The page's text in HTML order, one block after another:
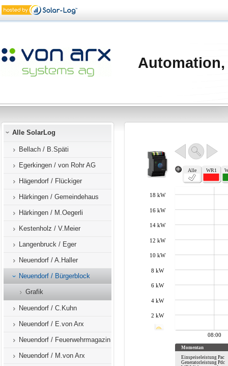
Alle SolarLog
Bellach / B.Späti
Egerkingen / von Rohr AG
Hägendorf / Flückiger
Härkingen / Gemeindehaus
Härkingen / M.Oegerli
Kestenholz / V.Meier
Langenbruck / Eger
Neuendorf / A.Haller
Neuendorf / Bürgerblock
Grafik
Neuendorf / C.Kuhn
Neuendorf / E.von Arx
Neuendorf / Feuerwehrmagazin
Neuendorf / M.von Arx